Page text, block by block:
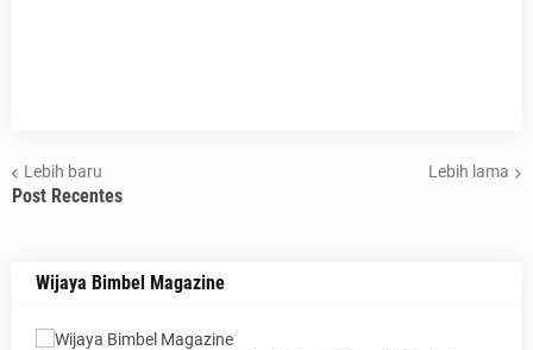
Lebih baru Lebih lama
Post Recentes
Wijaya Bimbel Magazine